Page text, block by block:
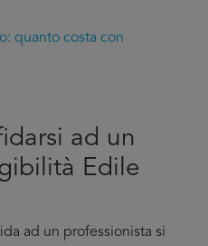
quanto costa con
ad un
Edile
ad un professionista si